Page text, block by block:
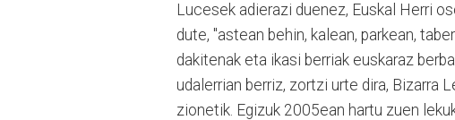
Lucesek adierazi duenez, Euskal Herri
dute, "astean behin, kalean, parkean,
dakitenak eta ikasi berriak euskaraz
udalerrian berriz, zortzi urte dira, Bizarra
zionetik. Egizuk 2005ean hartu zuen